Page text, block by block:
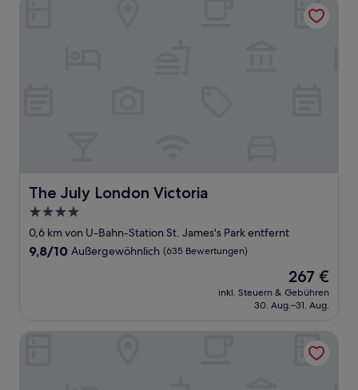
The July London Victoria
The July London Victoria
4.0-
Sterne-
Unterkunft
0,6 km von U-Bahn-Station St. James's Park entfernt
9.8
9,8/10 Außergewöhnlich (635 Bewertungen)
Der
Preis
beträgt
267 €
inkl. Steuern & Gebühren
30. Aug.–31. Aug.